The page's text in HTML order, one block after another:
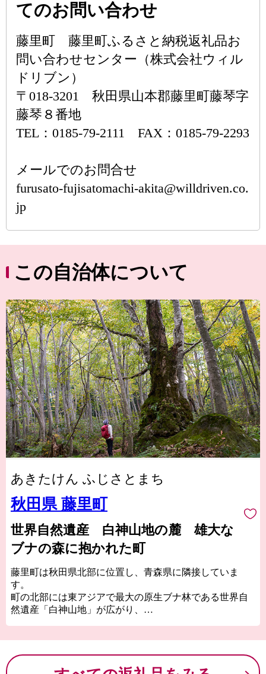
てのお問い合わせ
藤里町 藤里町ふるさと納税返礼品お
問い合わせセンター（株式会社ウィル
ドリブン）
〒018-3201 秋田県山本郡藤里町藤琴字
藤琴８番地
TEL：0185-79-2111 FAX：0185-79-2293
メールでのお問合せ
furusato-fujisatomachi-akita@willdriven.co.
jp
この自治体について
あきたけん ふじさとまち
秋田県 藤里町
世界自然遺産 白神山地の麓 雄大な
ブナの森に抱かれた町
藤里町は秋田県北部に位置し、青森県に隣接していま
す。
町の北部には東アジアで最大の原生ブナ林である世界自
然遺産「白神山地」が広がり、
ません。
便利さはありませんが、豊かな四季とその恵みを生かす